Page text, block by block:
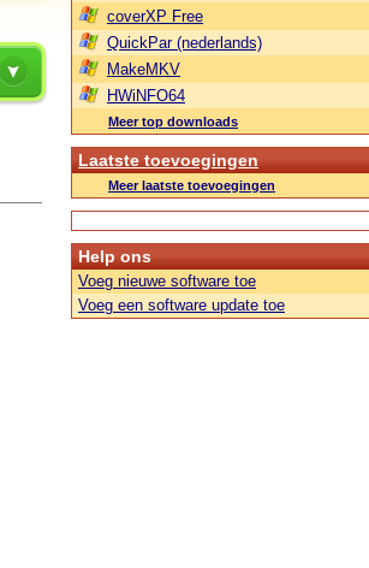
coverXP Free
QuickPar (nederlands)
MakeMKV
HWiNFO64
Meer top downloads
Laatste toevoegingen
Meer laatste toevoegingen
Help ons
Voeg nieuwe software toe
Voeg een software update toe